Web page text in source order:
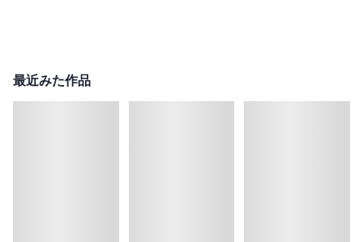
最近みた作品